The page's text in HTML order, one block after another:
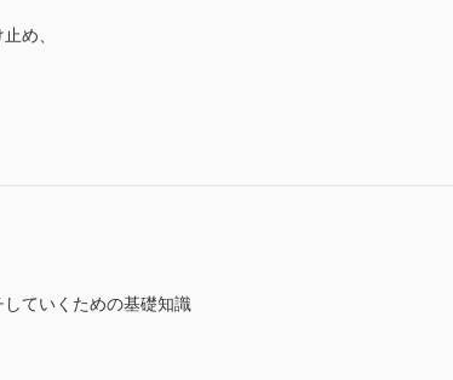
め、
ていくための基礎知識